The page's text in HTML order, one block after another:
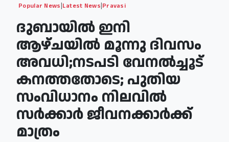
Popular News|Latest News|Pravasi
ദുബായില്‍ ഇനി
ആഴ്ചയില്‍ മൂന്നു ദിവസം
അവധി;നടപടി വേനല്‍ച്ചൂട്
കനത്തതോടെ; പുതിയ
സംവിധാനം നിലവില്‍
സര്‍ക്കാര്‍ ജീവനക്കാര്‍ക്ക്
മാത്രം